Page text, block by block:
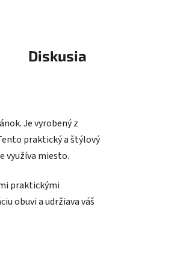
Diskusia
Je vyrobený z
praktický a štýlový
využíva miesto.
praktickými
obuvi a udržiava váš